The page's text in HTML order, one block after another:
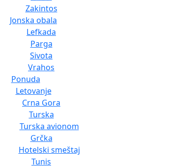
Zakintos
Jonska obala
Lefkada
Parga
Sivota
Vrahos
Ponuda
Letovanje
Crna Gora
Turska
Turska avionom
Grčka
Hotelski smeštaj
Tunis